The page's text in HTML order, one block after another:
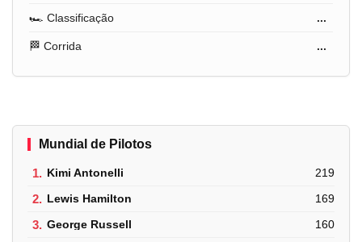
🏎️ Classificação ...
🏁 Corrida ...
Mundial de Pilotos
1. Kimi Antonelli 219
2. Lewis Hamilton 169
3. George Russell 160